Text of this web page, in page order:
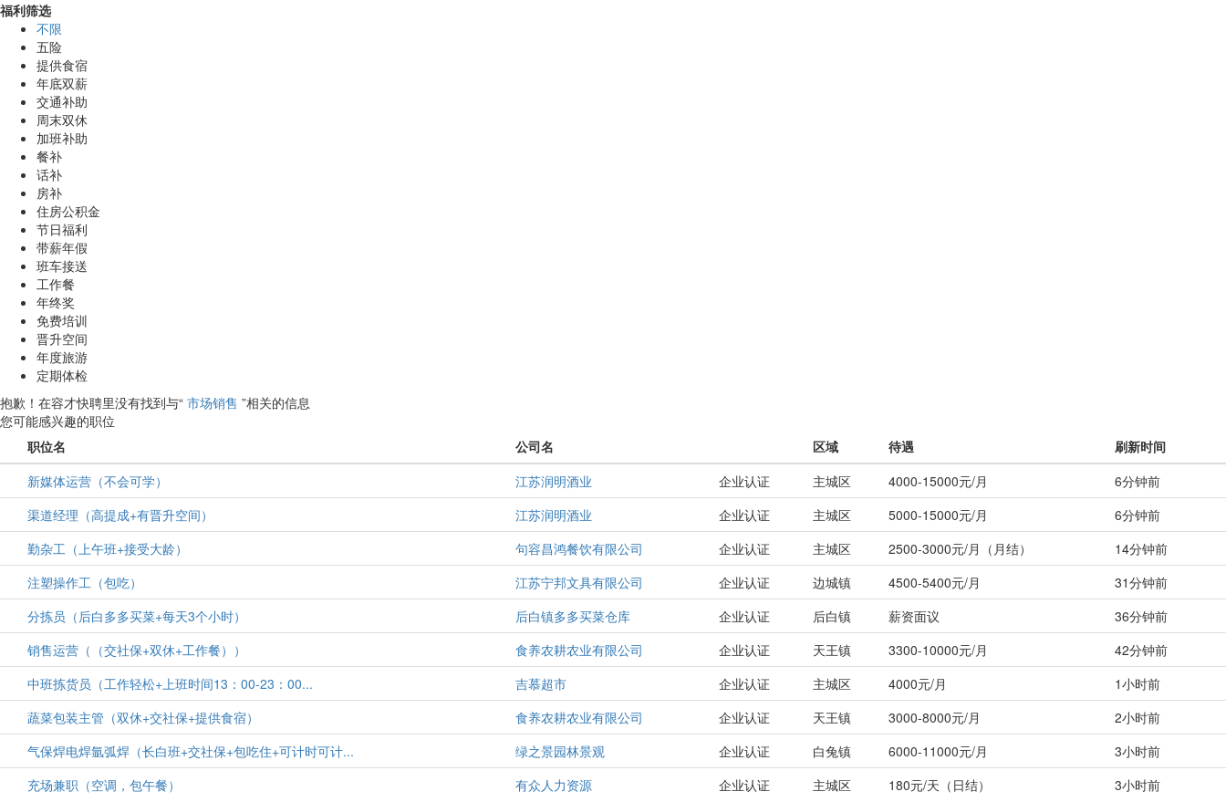
福利筛选
不限
五险
提供食宿
年底双薪
交通补助
周末双休
加班补助
餐补
话补
房补
住房公积金
节日福利
带薪年假
班车接送
工作餐
年终奖
免费培训
晋升空间
年度旅游
定期体检
抱歉！在容才快聘里没有找到与“ 市场销售 ”相关的信息
您可能感兴趣的职位
职位名
公司名 区域 待遇
刷新时间
新媒体运营（不会可学）
江苏润明酒业 企业认证 主城区 4000-15000元/月
6分钟前
渠道经理（高提成+有晋升空间）
江苏润明酒业 企业认证 主城区 5000-15000元/月
6分钟前
勤杂工（上午班+接受大龄）
句容昌鸿餐饮有限公司 企业认证 主城区 2500-3000元/月（月结）
14分钟前
注塑操作工（包吃）
江苏宁邦文具有限公司 企业认证 边城镇 4500-5400元/月
31分钟前
分拣员（后白多多买菜+每天3个小时）
后白镇多多买菜仓库 企业认证 后白镇 薪资面议
36分钟前
销售运营（（交社保+双休+工作餐））
食养农耕农业有限公司 企业认证 天王镇 3300-10000元/月
42分钟前
中班拣货员（工作轻松+上班时间13：00-23：00...
吉慕超市 企业认证 主城区 4000元/月
1小时前
蔬菜包装主管（双休+交社保+提供食宿）
食养农耕农业有限公司 企业认证 天王镇 3000-8000元/月
2小时前
气保焊电焊氩弧焊（长白班+交社保+包吃住+可计时可计...
绿之景园林景观 企业认证 白兔镇 6000-11000元/月
3小时前
充场兼职（空调，包午餐）
有众人力资源 企业认证 主城区 180元/天（日结） 3小时前